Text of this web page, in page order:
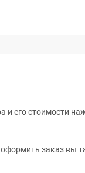
и его стоимости
заказ вы